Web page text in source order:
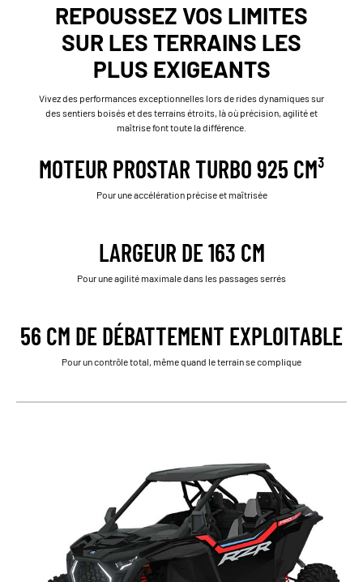
REPOUSSEZ VOS LIMITES
SUR LES TERRAINS LES
PLUS EXIGEANTS
Vivez des performances exceptionnelles lors de rides dynamiques sur
des sentiers boisés et des terrains étroits, là où précision, agilité et
maîtrise font toute la différence.
MOTEUR PROSTAR TURBO 925 CM³
Pour une accélération précise et maîtrisée
LARGEUR DE 163 CM
Pour une agilité maximale dans les passages serrés
56 CM DE DÉBATTEMENT EXPLOITABLE
Pour un contrôle total, même quand le terrain se complique